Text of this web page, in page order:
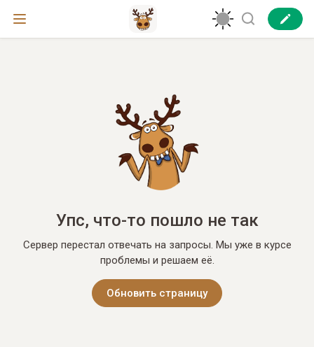
Упс, что-то пошло не так
Сервер перестал отвечать на запросы. Мы уже в курсе
проблемы и решаем её.
Обновить страницу